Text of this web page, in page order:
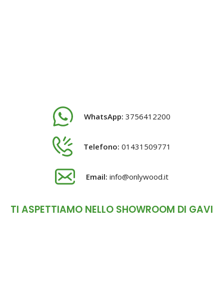
WhatsApp: 3756412200
Telefono: 01431509771
Email: info@onlywood.it
TI ASPETTIAMO NELLO SHOWROOM DI GAVI